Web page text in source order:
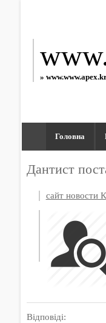
»
Головна
Дантист
сайт новости
Відповіді: